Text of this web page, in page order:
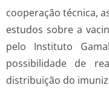
cooperação técnica,
estudos sobre a
pelo Instituto
possibilidade de
distribuição do